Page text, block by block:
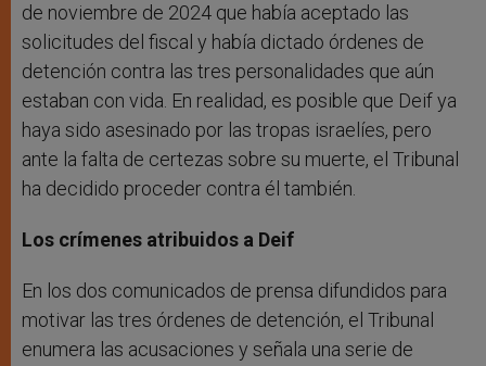
de noviembre de 2024 que había aceptado las
solicitudes del fiscal y había dictado órdenes de
detención contra las tres personalidades que aún
estaban con vida. En realidad, es posible que Deif ya
haya sido asesinado por las tropas israelíes, pero
ante la falta de certezas sobre su muerte, el Tribunal
ha decidido proceder contra él también.
Los crímenes atribuidos a Deif
En los dos comunicados de prensa difundidos para
motivar las tres órdenes de detención, el Tribunal
enumera las acusaciones y señala una serie de